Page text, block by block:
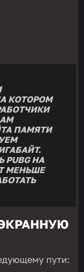
КОТОРОМ
ПАМЯТИ
НА
МЕНЬШЕ
пути: